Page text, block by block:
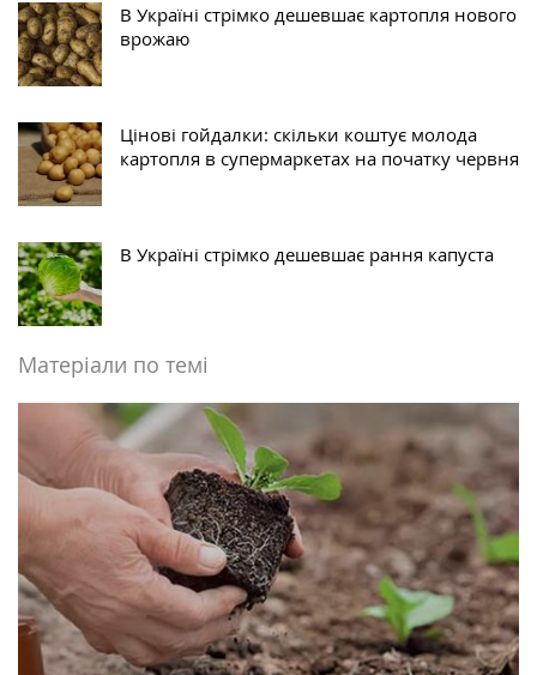
В Україні стрімко дешевшає картопля нового
врожаю
Цінові гойдалки: скільки коштує молода
картопля в супермаркетах на початку червня
В Україні стрімко дешевшає рання капуста
Матеріали по темі